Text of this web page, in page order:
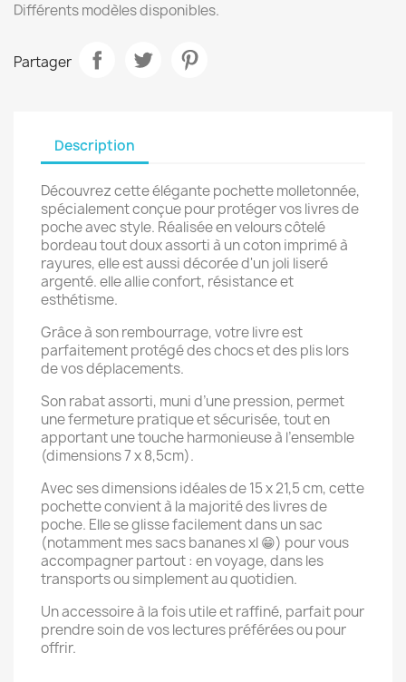
Différents modèles disponibles.
Partager
Description
Découvrez cette élégante pochette molletonnée,
spécialement conçue pour protéger vos livres de
poche avec style. Réalisée en velours côtelé
bordeau tout doux assorti à un coton imprimé à
rayures, elle est aussi décorée d'un joli liseré
argenté. elle allie confort, résistance et
esthétisme.
Grâce à son rembourrage, votre livre est
parfaitement protégé des chocs et des plis lors
de vos déplacements.
Son rabat assorti, muni d’une pression, permet
une fermeture pratique et sécurisée, tout en
apportant une touche harmonieuse à l’ensemble
(dimensions 7 x 8,5cm).
Avec ses dimensions idéales de 15 x 21,5 cm, cette
pochette convient à la majorité des livres de
poche. Elle se glisse facilement dans un sac
(notamment mes sacs bananes xl 😁) pour vous
accompagner partout : en voyage, dans les
transports ou simplement au quotidien.
Un accessoire à la fois utile et raffiné, parfait pour
prendre soin de vos lectures préférées ou pour
offrir.
Créer une liste d'envies